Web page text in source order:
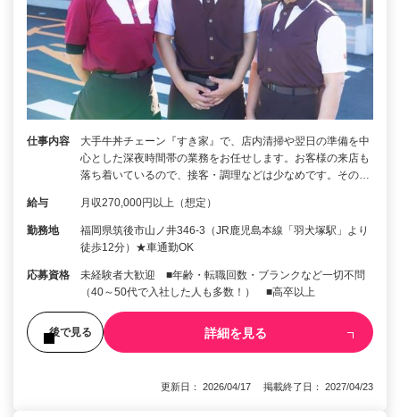
仕事内容
大手牛丼チェーン『すき家』で、店内清掃や翌日の準備を中
心とした深夜時間帯の業務をお任せします。お客様の来店も
落ち着いているので、接客・調理などは少なめです。その…
給与 月収270,000円以上（想定）
勤務地
福岡県筑後市山ノ井346-3（JR鹿児島本線「羽犬塚駅」より
徒歩12分）★車通勤OK
応募資格
未経験者大歓迎 ■年齢・転職回数・ブランクなど一切不問
（40～50代で入社した人も多数！） ■高卒以上
後で見る 詳細を見る
更新日： 2026/04/17 掲載終了日： 2027/04/23